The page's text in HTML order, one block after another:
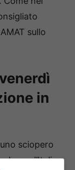
sullo
in
sciopero
per l’Italia